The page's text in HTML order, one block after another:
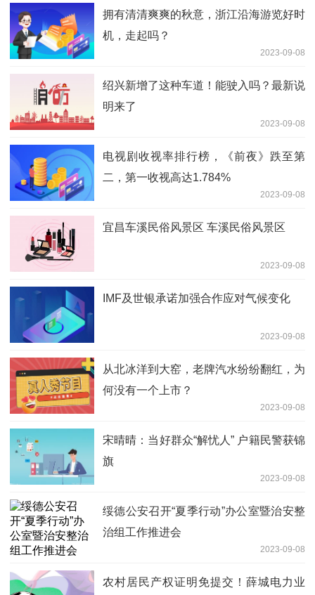
拥有清清爽爽的秋意，浙江沿海游览好时
机，走起吗？
2023-09-08
绍兴新增了这种车道！能驶入吗？最新说
明来了
2023-09-08
电视剧收视率排行榜，《前夜》跌至第
二，第一收视高达1.784%
2023-09-08
宜昌车溪民俗风景区 车溪民俗风景区
2023-09-08
IMF及世银承诺加强合作应对气候变化
2023-09-08
从北冰洋到大窑，老牌汽水纷纷翻红，为
何没有一个上市？
2023-09-08
宋晴晴：当好群众“解忧人” 户籍民警获锦
旗
2023-09-08
绥德公安召开“夏季行动”办公室暨治安整
治组工作推进会
2023-09-08
农村居民产权证明免提交！薛城电力业